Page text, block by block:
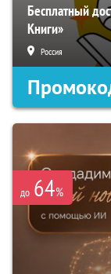
Бесплатный
Книги»
Россия
до 64%